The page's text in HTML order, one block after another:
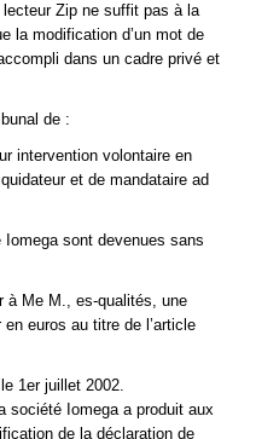
lecteur Zip ne suffit pas à la
la modification d’un mot de
dans un cadre privé et
de :
intervention volontaire en
et de mandataire ad
sont devenues sans
à Me M., es-qualités, une
euros au titre de l’article
1er juillet 2002.
société Iomega a produit aux
de la déclaration de